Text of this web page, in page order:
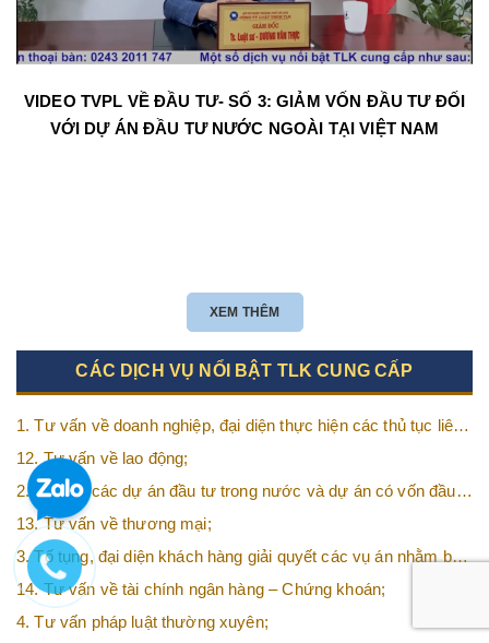
VIDEO TVPL VỀ ĐẦU TƯ- SỐ 3: GIẢM VỐN ĐẦU TƯ ĐỐI
VỚI DỰ ÁN ĐẦU TƯ NƯỚC NGOÀI TẠI VIỆT NAM
XEM THÊM
CÁC DỊCH VỤ NỔI BẬT TLK CUNG CẤP
1. Tư vấn về doanh nghiệp, đại diện thực hiện các thủ tục liên
quan tới doanh nghiệp;
12. Tư vấn về lao động;
2. Tư vấn các dự án đầu tư trong nước và dự án có vốn đầu
tư nước ngoài (FDI);
13. Tư vấn về thương mại;
3. Tố tụng, đại diện khách hàng giải quyết các vụ án nhằm bảo
vệ tối đa các quyền và lợi ích của khách hàng;
14. Tư vấn về tài chính ngân hàng – Chứng khoán;
4. Tư vấn pháp luật thường xuyên;